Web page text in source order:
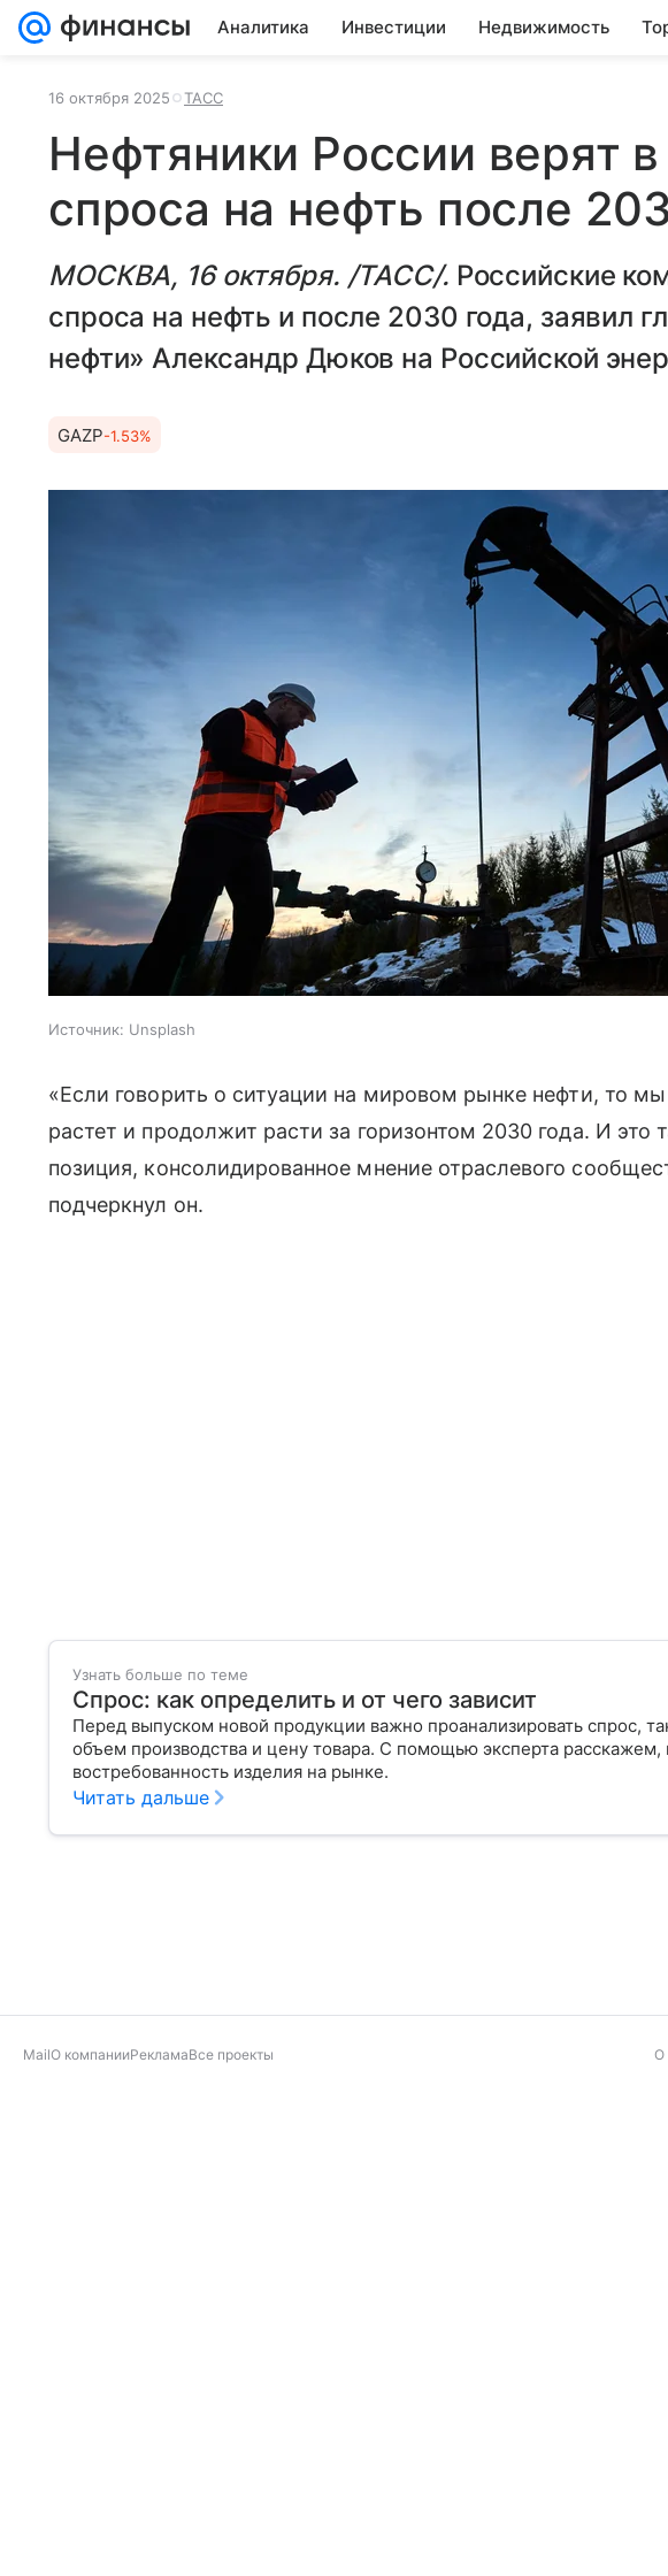
Аналитика Инвестиции Недвижимость
16 октября 2025 ТАСС
Нефтяники России верят
спроса на нефть после
МОСКВА, 16 октября. /ТАСС/. Российские
спроса на нефть и после 2030 года, заявил
нефти» Александр Дюков на Российской
GAZP-1.53%
Источник: Unsplash
«Если говорить о ситуации на мировом рынке нефти, то
растет и продолжит расти за горизонтом 2030 года. И это
позиция, консолидированное мнение отраслевого
подчеркнул он.
Узнать больше по теме
Спрос: как определить и от чего зависит
Перед выпуском новой продукции важно проанализировать спрос,
объем производства и цену товара. С помощью эксперта расскажем,
востребованность изделия на рынке.
Читать дальше
MailО компанииРекламаВсе проекты О